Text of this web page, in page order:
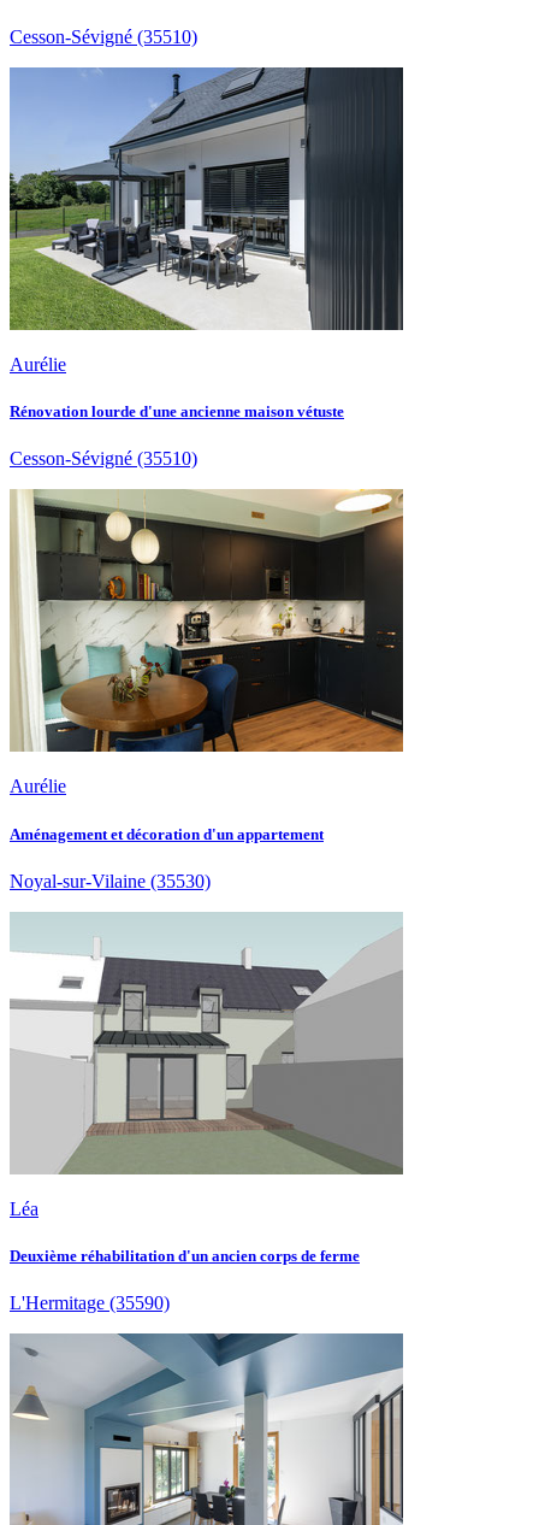
Cesson-Sévigné (35510)
Aurélie
Rénovation lourde d'une ancienne maison vétuste
Cesson-Sévigné (35510)
Aurélie
Aménagement et décoration d'un appartement
Noyal-sur-Vilaine (35530)
Léa
Deuxième réhabilitation d'un ancien corps de ferme
L'Hermitage (35590)